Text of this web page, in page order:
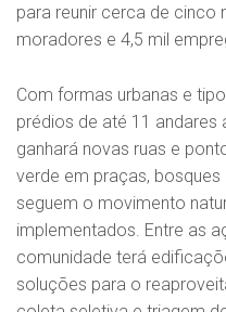
para reunir cerca de cinco
moradores e 4,5 mil
Com formas urbanas e
prédios de até 11
ganhará novas ruas e
verde em praças,
seguem o movimento
implementados. Entre as
comunidade terá
soluções para o